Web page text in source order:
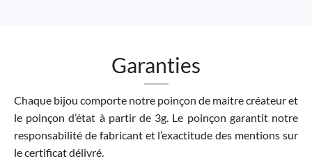
Garanties
Chaque bijou comporte notre poinçon de maitre créateur et
le poinçon d’état à partir de 3g. Le poinçon garantit notre
responsabilité de fabricant et l’exactitude des mentions sur
le certificat délivré.